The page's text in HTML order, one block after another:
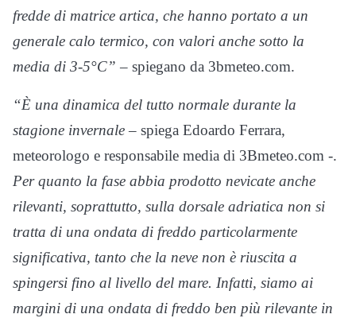
fredde di matrice artica, che hanno portato a un
generale calo termico, con valori anche sotto la
media di 3-5°C” – spiegano da 3bmeteo.com.
“È una dinamica del tutto normale durante la
stagione invernale– spiega Edoardo Ferrara,
meteorologo e responsabile media di 3Bmeteo.com -.
Per quanto la fase abbia prodotto nevicate anche
rilevanti, soprattutto, sulla dorsale adriatica non si
tratta di una ondata di freddo particolarmente
significativa, tanto che la neve non è riuscita a
spingersi fino al livello del mare. Infatti, siamo ai
margini di una ondata di freddo ben più rilevante in